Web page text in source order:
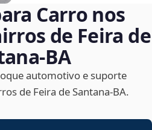
Carro nos
de Feira de
automotivo e suporte
de Feira de Santana‑BA.